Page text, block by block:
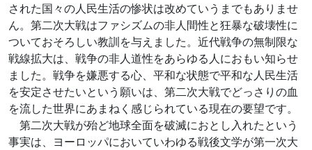
された国々の人民生活の惨状は改めていうまでもありませ
ん。第二次大戦はファシズムの非人間性と狂暴な破壊性に
ついておそろしい教訓を与えました。近代戦争の無制限な
戦線拡大は、戦争の非人道性をあらゆる人におもい知らせ
ました。戦争を嫌悪する心、平和な状態で平和な人民生活
を安定させたいという願いは、第二次大戦でどっさりの血
を流した世界にあまねく感じられている現在の要望です。
第二次大戦が殆ど地球全面を破滅におとし入れたという
事実は、ヨーロッパにおいていわゆる戦後文学が第一次大